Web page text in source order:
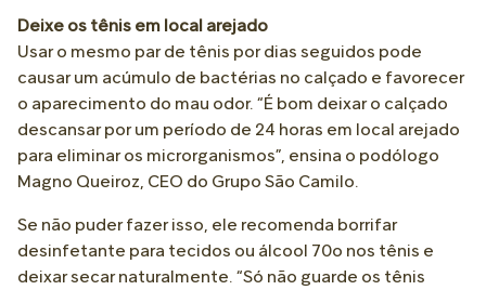
Deixe os tênis em local arejado
Usar o mesmo par de tênis por dias seguidos pode
causar um acúmulo de bactérias no calçado e favorecer
o aparecimento do mau odor. “É bom deixar o calçado
descansar por um período de 24 horas em local arejado
para eliminar os microrganismos”, ensina o podólogo
Magno Queiroz, CEO do Grupo São Camilo.
Se não puder fazer isso, ele recomenda borrifar
desinfetante para tecidos ou álcool 70o nos tênis e
deixar secar naturalmente. “Só não guarde os tênis